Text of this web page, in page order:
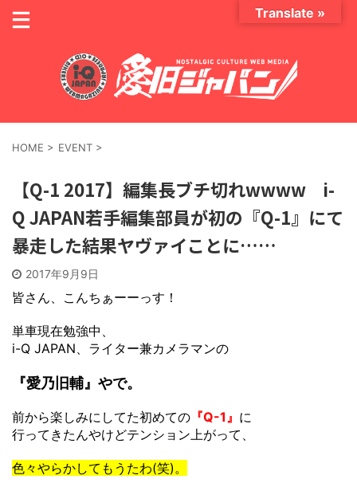
HOME > EVENT >
【Q-1 2017】編集長ブチ切れwwww i-
Q JAPAN若手編集部員が初の『Q-1』にて
暴走した結果ヤヴァイことに……
2017年9月9日
皆さん、こんちぁーーっす！
単車現在勉強中、
i-Q JAPAN、ライター兼カメラマンの
『愛乃旧輔』やで。
前から楽しみにしてた初めての 『Q-1』 に
行ってきたんやけどテンション上がって、
色々やらかしてもうたわ(笑)。
Translate »